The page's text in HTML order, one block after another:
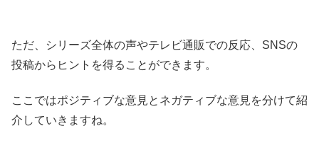
ただ、シリーズ全体の声やテレビ通販での反応、SNSの
投稿からヒントを得ることができます。
ここではポジティブな意見とネガティブな意見を分けて紹
介していきますね。